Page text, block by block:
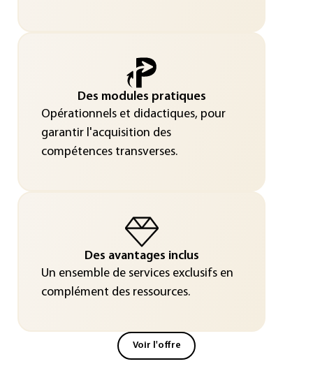
Des modules pratiques
Opérationnels et didactiques, pour
garantir l'acquisition des
compétences transverses.
Des avantages inclus
Un ensemble de services exclusifs en
complément des ressources.
Voir l'offre